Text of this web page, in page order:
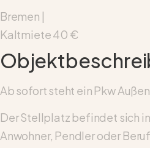
Bremen |
Kaltmiete40 €
Ab sofort steht ein Pkw
Der Stellplatz befindet sich
Anwohner, Pendler oder